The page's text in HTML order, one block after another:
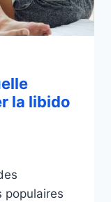
la libido
populaires